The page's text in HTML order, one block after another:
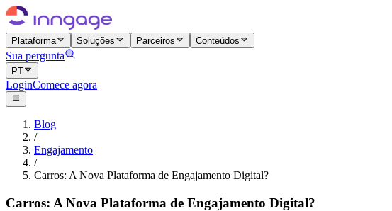
Plataforma Soluções Parceiros Conteúdos
Sua pergunta
PT
LoginComece agora
Blog
/
Engajamento
/
Carros: A Nova Plataforma de Engajamento Digital?
Carros: A Nova Plataforma de Engajamento Digital?